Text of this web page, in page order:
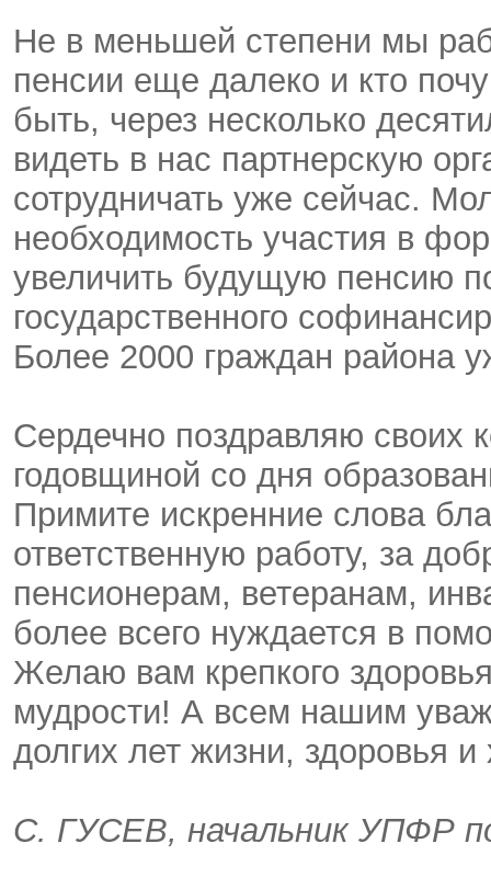
Не в меньшей степени мы
пенсии еще далеко и кто
быть, через несколько
видеть в нас партнерскую
сотрудничать уже сейчас.
необходимость участия в
увеличить будущую пенсию
государственного
Более 2000 граждан района
Сердечно поздравляю своих
годовщиной со дня
Примите искренние слова
ответственную работу, за
пенсионерам, ветеранам,
более всего нуждается в
Желаю вам крепкого
мудрости! А всем нашим
долгих лет жизни, здоровья
С. ГУСЕВ, начальник УПФР